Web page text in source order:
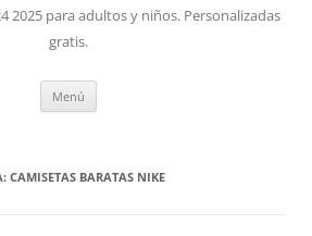
2025 para adultos y niños. Personalizadas
gratis.
Menú
CAMISETAS BARATAS NIKE